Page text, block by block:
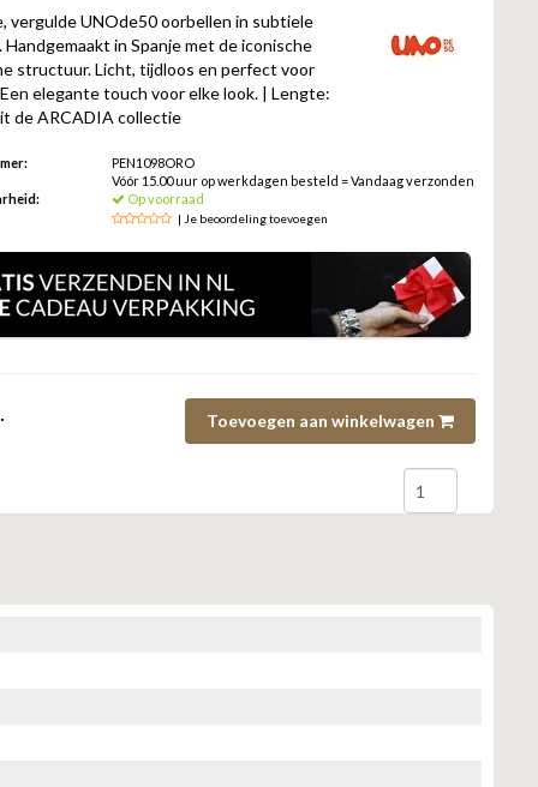
vergulde UNOde50 oorbellen in subtiele
in Spanje met de iconische
structuur. Licht, tijdloos en perfect voor
elegante touch voor elke look. | Lengte:
de ARCADIA collectie
PEN1098ORO
Vóór 15.00 uur op werkdagen besteld = Vandaag verzonden
Op voorraad
| Je beoordeling toevoegen
Toevoegen aan winkelwagen